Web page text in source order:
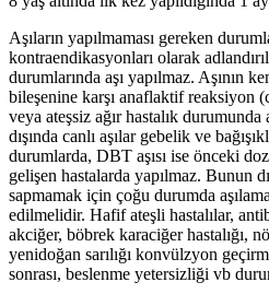
Aşıların yapılmaması gereken
kontraendikasyonları olarak
durumlarında aşı yapılmaz. Aşının
bileşenine karşı anaflaktif reaksiyon
veya ateşsiz ağır hastalık durumunda
dışında canlı aşılar gebelik ve
durumlarda, DBT aşısı ise önceki
gelişen hastalarda yapılmaz. Bunun
sapmamak için çoğu durumda
edilmelidir. Hafif ateşli hastalılar,
akciğer, böbrek karaciğer hastalığı,
yenidoğan sarılığı konvülzyon
sonrası, beslenme yetersizliği vb